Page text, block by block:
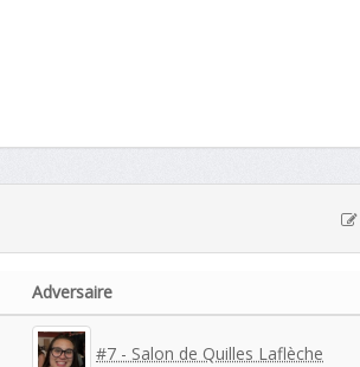
Adversaire
#7 - Salon de Quilles Laflèche